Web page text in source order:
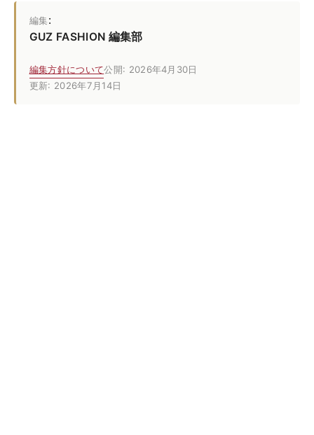
編集:
GUZ FASHION 編集部
編集方針について公開: 2026年4月30日
更新: 2026年7月14日